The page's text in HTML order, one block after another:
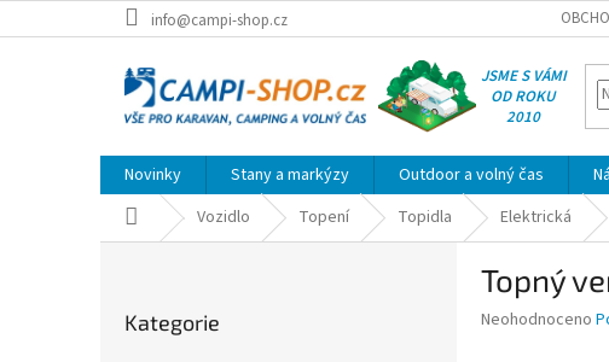
na
info@campi-shop.cz
JSME S VÁMI
OD ROKU
2010
Novinky Stany a markýzy Outdoor a volný čas
Domů Vozidlo Topení Topidla Elektrická
kategorie
Kategorie
Topný
Průměrné
Neohodnoceno